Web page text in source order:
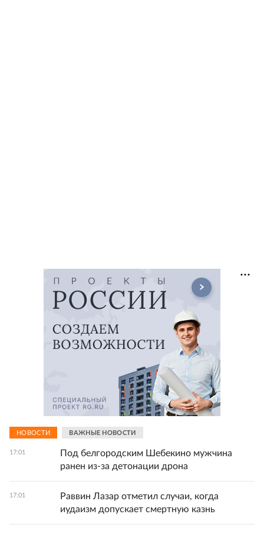
НОВОСТИ ВАЖНЫЕ НОВОСТИ
17:01
Под белгородским Шебекино мужчина
ранен из-за детонации дрона
17:01
Раввин Лазар отметил случаи, когда
иудаизм допускает смертную казнь